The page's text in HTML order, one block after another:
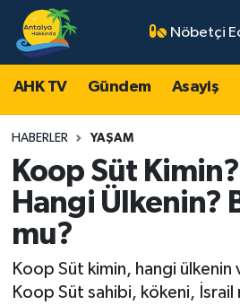
Nöbetçi
AHK TV Gündem Asayiş
HABERLER YAŞAM
Koop Süt
Hangi Ülkenin?
mu?
Koop Süt kimin, hangi
Koop Süt sahibi, kökeni, İsrail
AHK TV
Gündem
Asayiş
Turizm
Magazin
Antalya Nöbetçi
Antalya Hava Durumu
Antalya Namaz Vakitleri
Antalya Trafik Yoğunluk
Tüm Manşetler